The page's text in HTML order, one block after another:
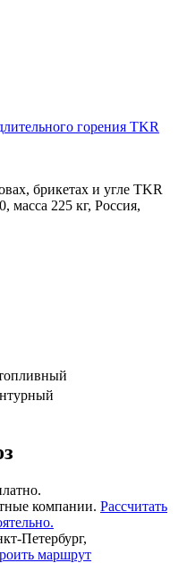
брикетах и угле TKR
масса 225 кг, Россия,
компании. Рассчитать
Петербург,
маршрут